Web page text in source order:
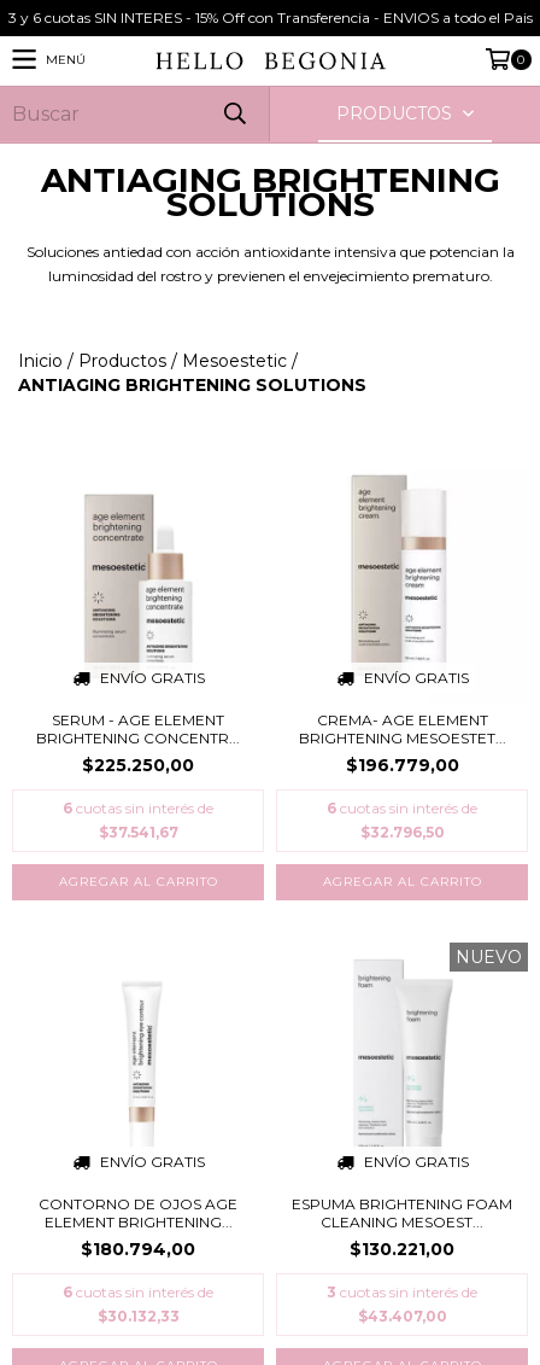
3 y 6 cuotas SIN INTERES - 15% Off con Transferencia - ENVIOS a todo el Pais
MENÚ 0
PRODUCTOS
ANTIAGING BRIGHTENING
SOLUTIONS
Soluciones antiedad con acción antioxidante intensiva que potencian la
luminosidad del rostro y previenen el envejecimiento prematuro.
Inicio / Productos / Mesoestetic /
ANTIAGING BRIGHTENING SOLUTIONS
ENVÍO GRATIS
SERUM - AGE ELEMENT
BRIGHTENING CONCENTR...
$225.250,00
6 cuotas sin interés de
$37.541,67
ENVÍO GRATIS
CREMA- AGE ELEMENT
BRIGHTENING MESOESTET...
$196.779,00
6 cuotas sin interés de
$32.796,50
ENVÍO GRATIS
CONTORNO DE OJOS AGE
ELEMENT BRIGHTENING...
$180.794,00
6 cuotas sin interés de
$30.132,33
ENVÍO GRATIS
NUEVO
ESPUMA BRIGHTENING FOAM
CLEANING MESOEST...
$130.221,00
3 cuotas sin interés de
$43.407,00